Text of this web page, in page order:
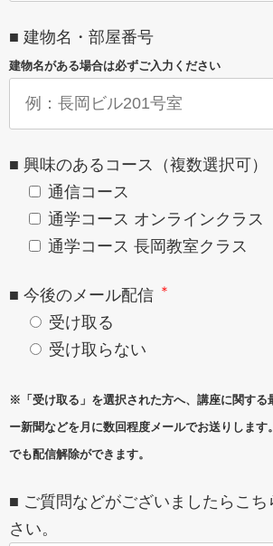
■ 建物名・部屋番号
建物名がある場合は必ずご入力ください
■ 興味のあるコース（複数選択可）
通信コース
通学コース オンラインクラス
通学コース 長岡教室クラス
■ 今後のメール配信 ＊
受け取る
受け取らない
※「受け取る」を選択された方へ、講座に関する
ー新聞などを月に数回程度メールでお送りします
でも配信解除ができます。
■ ご質問などがございましたらこ
さい。